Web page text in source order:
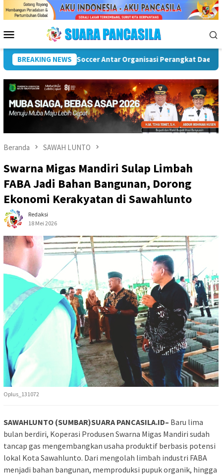
Menu
Mobile
BREAKING NEWS
Puncak Peringatan IPeKB Ke-19, Plt Bupati Rejang
Beranda SAWAH LUNTO
Swarna Migas Mandiri Sulap Limbah
FABA Jadi Bahan Bangunan, Dorong
Ekonomi Kerakyatan di Sawahlunto
Redaksi
18 Mei 2026
Oplus_131072
SAWAHLUNTO (SUMBAR)SUARA PANCASILA.ID– Baru lima
bulan berdiri, Koperasi Produsen Swarna Migas Mandiri sudah
tancap gas mengembangkan usaha produktif berbasis potensi
lokal Kota Sawahlunto. Dari mengolah limbah industri FABA
menjadi bahan bangunan, memproduksi pupuk organik, hingga